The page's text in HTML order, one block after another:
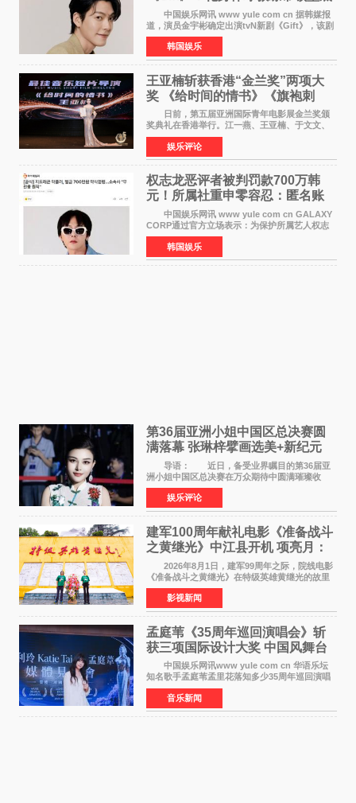
球队逆袭
中国娱乐网讯 www yule com cn 据韩媒报
道，演员金宇彬确定出演tvN新剧《Gift》，该剧
预计将于下半年播出，引发观众高度期待。
本剧改编自同名网络漫画，讲述一位经历意外事
故后获得特殊
韩国娱乐
王亚楠斩获香港“金兰奖”两项大
奖 《给时间的情书》《旗袍刺
客》双双获肯定
日前，第五届亚洲国际青年电影展金兰奖颁
奖典礼在香港举行。江一燕、王亚楠、于文文、
李东学等知名演员出席活动。著名演员、导演王
亚楠凭借音乐故事片《给时间的情书》和院线电
影《旗袍刺客》
娱乐评论
权志龙恶评者被判罚款700万韩
元！所属社重申零容忍：匿名账
号也难逃刑责
中国娱乐网讯 www yule com cn GALAXY
CORP通过官方立场表示：为保护所属艺人权志
龙的名誉和权益，将持续对网络上发生的名誉损
害、散布虚假事实、侮辱、恶意诽谤等行为采取
法律应对措施。
韩国娱乐
第36届亚洲小姐中国区总决赛圆
满落幕 张琳梓擘画选美+新纪元
导语： 近日，备受业界瞩目的第36届亚
洲小姐中国区总决赛在万众期待中圆满璀璨收
官。整场盛典汇聚万千芳华，不仅完成了新一届
美丽代言人的加冕选拔，更在行业发展层面带来
颠覆性突破。活动
娱乐评论
建军100周年献礼电影《准备战斗
之黄继光》中江县开机 项亮月：
以光影为笔，书写英雄赞歌
2026年8月1日，建军99周年之际，院线电影
《准备战斗之黄继光》在特级英雄黄继光的故里
——四川省德阳市中江县黄继光出生地正式开
机。本片出品人、总制片人项亮月主持开机仪
式，&zwnj;特级英雄
影视新闻
孟庭苇《35周年巡回演唱会》斩
获三项国际设计大奖 中国风舞台
美学获全球认可
中国娱乐网讯www yule com cn 华语乐坛
知名歌手孟庭苇孟里花落知多少35周年巡回演唱
会再传喜讯。该演唱会先后荣获美国MUSE
Creative Awards白金奖（Platinum Winner）、
英国London Design
音乐新闻